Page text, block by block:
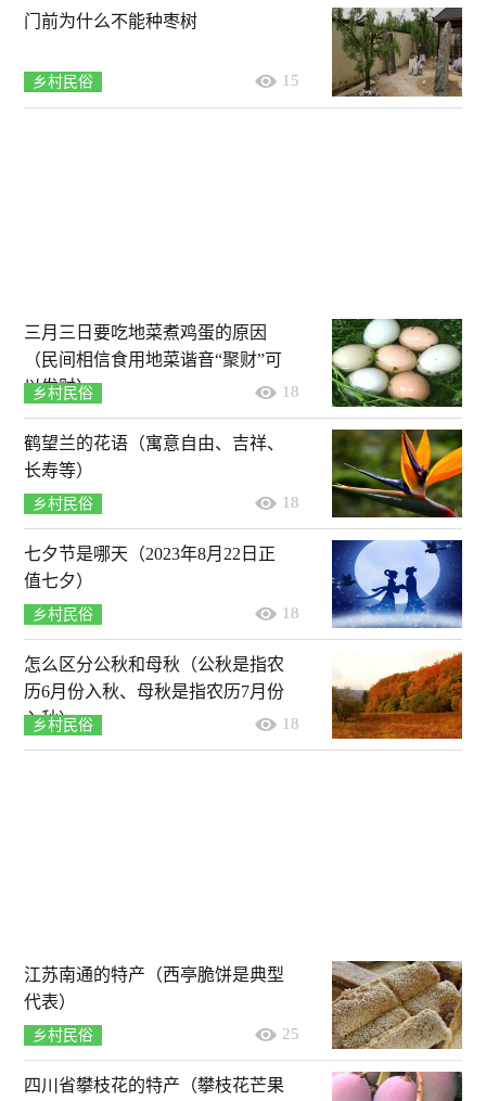
门前为什么不能种枣树
乡村民俗 15
三月三日要吃地菜煮鸡蛋的原因
（民间相信食用地菜谐音“聚财”可
以发财）
乡村民俗 18
鹤望兰的花语（寓意自由、吉祥、
长寿等）
乡村民俗 18
七夕节是哪天（2023年8月22日正
值七夕）
乡村民俗 18
怎么区分公秋和母秋（公秋是指农
历6月份入秋、母秋是指农历7月份
入秋）
乡村民俗 18
江苏南通的特产（西亭脆饼是典型
代表）
乡村民俗 25
四川省攀枝花的特产（攀枝花芒果